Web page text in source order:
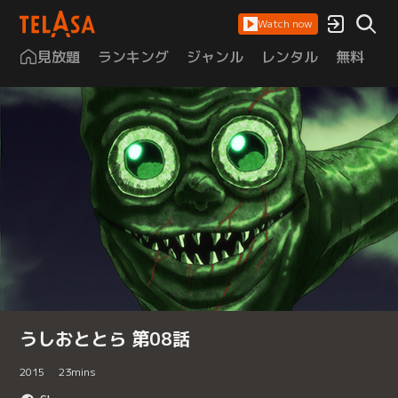
Watch now
見放題 ランキング ジャンル レンタル 無料
うしおととら 第08話
2015 23mins